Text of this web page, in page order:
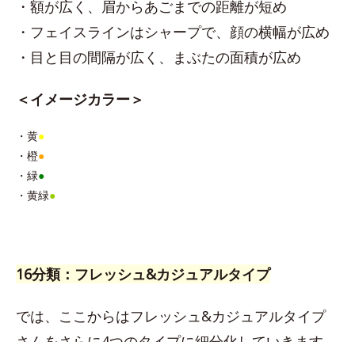
・額が広く、眉からあごまでの距離が短め
・フェイスラインはシャープで、顔の横幅が広め
・目と目の間隔が広く、まぶたの面積が広め
＜イメージカラー＞
・黄●
・橙●
・緑●
・黄緑●
16分類：フレッシュ&カジュアルタイプ
では、ここからはフレッシュ&カジュアルタイプ